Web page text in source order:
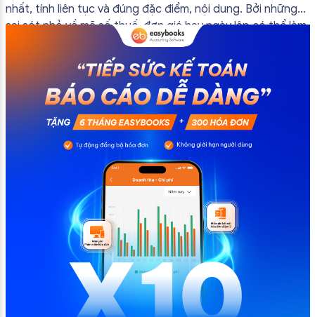
nhất, tính liên tục và đúng đặc điểm, nội dung. Bởi những
sai sót nhỏ về mã số thuế, đơn giá hay ngày lập có thể làm
ảnh hưởng đến quá trình quyết toán thuế của bạn. Kế
toán có thể tham khảo […]